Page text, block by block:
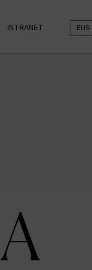
INTRANET EUS